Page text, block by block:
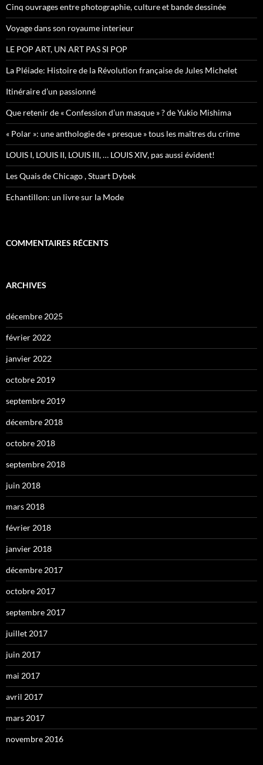
h
e
r
:
Cinq ouvrages entre photographie, culture et bande dessinée
Voyage dans son royaume interieur
LE POP ART, UN ART PAS SI POP
La Pléiade: Histoire de la Révolution française de Jules Michelet
Itinéraire d’un passionné
Que retenir de « Confession d’un masque » ? de Yukio Mishima
« Polar »: une anthologie de « presque » tous les maîtres du crime
LOUIS I, LOUIS II, LOUIS III, … LOUIS XIV, pas aussi évident!
Les Quais de Chicago , Stuart Dybek
Echantillon: un livre sur la Mode
COMMENTAIRES RÉCENTS
ARCHIVES
décembre 2025
février 2022
janvier 2022
octobre 2019
septembre 2019
décembre 2018
octobre 2018
septembre 2018
juin 2018
mars 2018
février 2018
janvier 2018
décembre 2017
octobre 2017
septembre 2017
juillet 2017
juin 2017
mai 2017
avril 2017
mars 2017
novembre 2016